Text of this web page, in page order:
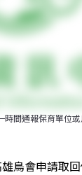
時間通報保育單位
鳥會申請取